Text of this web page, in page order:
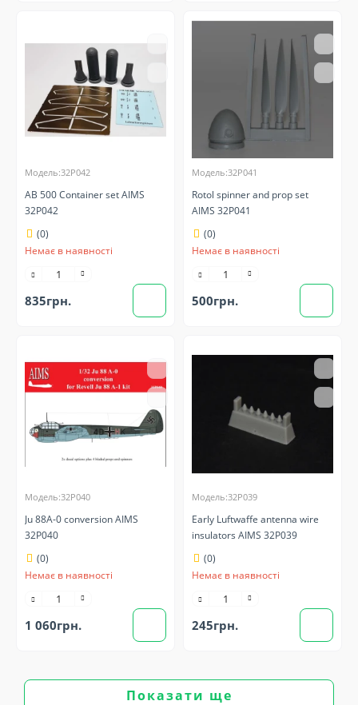
Модель:32P042
AB 500 Container set AIMS
32P042
(0)
Немає в наявності
835грн.
Модель:32P041
Rotol spinner and prop set
AIMS 32P041
(0)
Немає в наявності
500грн.
Модель:32P040
Ju 88A-0 conversion AIMS
32P040
(0)
Немає в наявності
1 060грн.
Модель:32P039
Early Luftwaffe antenna wire
insulators AIMS 32P039
(0)
Немає в наявності
245грн.
Показати ще